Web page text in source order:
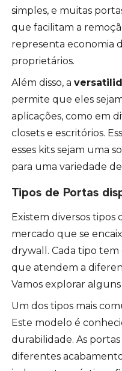
simples, e muitas
que facilitam a
representa economia
proprietários.
Além disso, a
permite que eles
aplicações, como em
closets e escritórios.
esses kits sejam uma
para uma variedade
Tipos de Portas
Existem diversos tipos
mercado que se
drywall. Cada tipo tem
que atendem a
Vamos explorar
Um dos tipos mais
Este modelo é
durabilidade. As
diferentes